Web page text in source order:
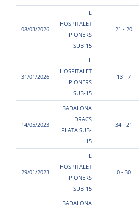
08/03/2026
L
HOSPITALET
PIONERS
SUB-15
21 - 20
31/01/2026
L
HOSPITALET
PIONERS
SUB-15
13 - 7
14/05/2023
BADALONA
DRACS
PLATA SUB-
15
34 - 21
29/01/2023
L
HOSPITALET
PIONERS
SUB-15
0 - 30
BADALONA